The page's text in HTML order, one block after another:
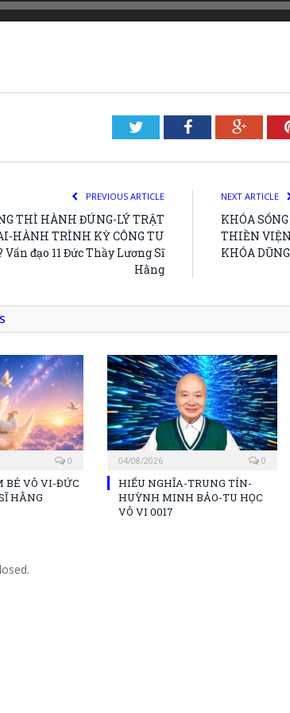
TwitterFacebook
PREVIOUS ARTICLE
THÌ HÀNH ĐÚNG-LÝ TRẬT
HÀNH TRÌNH KỲ CÔNG TU
Vấn đạo 11 Đức Thầy Lương Sĩ
Hằng
NEXT ARTICLE
KHÓA
THIỀN
KHÓA
0
BÉ VÔ VI-ĐỨC
HẰNG
04/08/2026 0
HIẾU NGHĨA-TRUNG TÍN-
HUỲNH MINH BẢO-TU HỌC
VÔ VI 0017